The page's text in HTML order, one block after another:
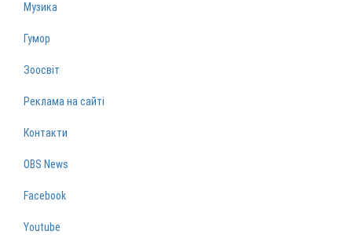
Музика
Гумор
Зоосвіт
Реклама на сайті
Контакти
OBS News
Facebook
Youtube